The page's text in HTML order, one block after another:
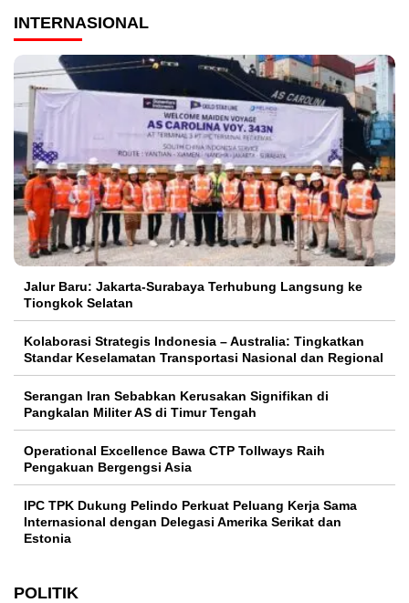
INTERNASIONAL
Jalur Baru: Jakarta-Surabaya Terhubung Langsung ke
Tiongkok Selatan
Kolaborasi Strategis Indonesia – Australia: Tingkatkan
Standar Keselamatan Transportasi Nasional dan Regional
Serangan Iran Sebabkan Kerusakan Signifikan di
Pangkalan Militer AS di Timur Tengah
Operational Excellence Bawa CTP Tollways Raih
Pengakuan Bergengsi Asia
IPC TPK Dukung Pelindo Perkuat Peluang Kerja Sama
Internasional dengan Delegasi Amerika Serikat dan
Estonia
POLITIK